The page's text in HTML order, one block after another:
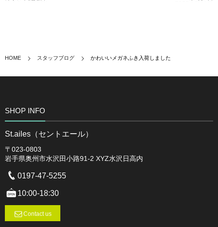
HOME スタッフブログ かわいいメガネふき入荷しました
SHOP INFO
St.ailes（セントエール）
〒023-0803
岩手県奥州市水沢田小路91-2 XYZ水沢日高内
0197-47-5255
10:00-18:30
Contact us